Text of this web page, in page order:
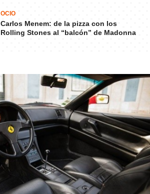
OCIO
Carlos Menem: de la pizza con los
Rolling Stones al “balcón” de Madonna